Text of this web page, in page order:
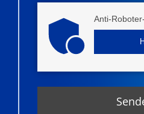
Anti-